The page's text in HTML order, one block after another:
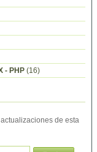
- PHP(16)
de esta